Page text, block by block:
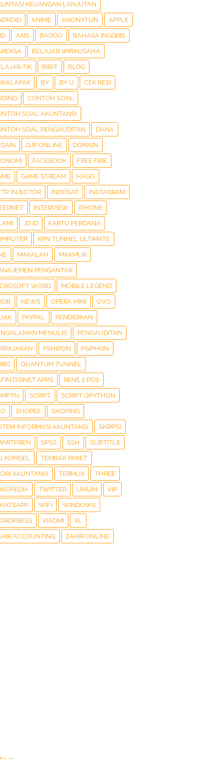
KEUANGAN LANJUTAN
ANIME ANONYTUN APPLE
AXIS BADOO BAHASA INGGRIS
BELAJAR WIRAUSAHA
TIK BIBIT BLOG
BY BY U CEK RESI
CONTOH SOAL
SOAL AKUNTANSI
SOAL PENGAUDITAN DANA
DJP ONLINE DOMAIN
FACEBOOK FREE FIRE
GAME STREAM HAGO
INJECTOR INDOSAT INSTAGRAM
INTERVIEW IPHONE
JD ID KARTU PERDANA
KPN TUNNEL ULTIMATE
MAKALAH MAKMUR
PENGANTAR
WORD MOBILE LEGEND
NEWS OPERA MINI OVO
PAYPAL PENDIDIKAN
MENULIS PENGAUDITAN
PSHIPON PSIPHON
QUANTUM TUNNEL
APPS RENE 2 POS
SCRIPT SCRIPT QPYTHON
SHOPEE SHOPING
INFORMASI AKUNTANSI SKRIPSI
SPSS SSH SUBTITLE
TEMBAK PAKET
AKUNTANSI TERMUX THREE
TWITTER UMUM VIP
WIFI WINDOWS
XIAOMI XL
ACCOUNTING ZAHIR ONLINE